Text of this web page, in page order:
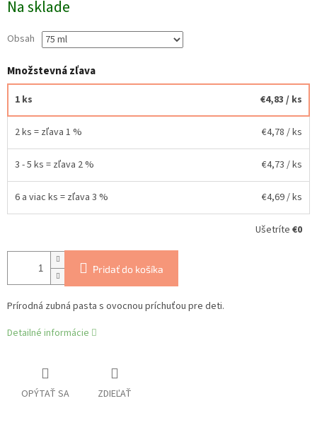
cena:
Na sklade
Obsah
Množstevná zľava
1 ks €4,83 / ks
2 ks = zľava 1 % €4,78 / ks
3 - 5 ks = zľava 2 % €4,73 / ks
6 a viac ks = zľava 3 % €4,69/ ks
Ušetríte €0
Pridať do košíka
Prírodná zubná pasta s ovocnou príchuťou pre deti.
Detailné informácie
OPÝTAŤ SA ZDIEĽAŤ